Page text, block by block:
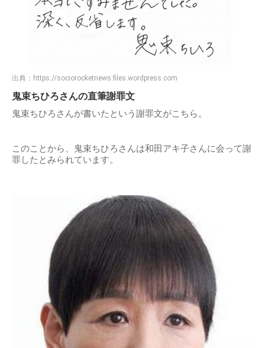
出典： https://sociorocketnews.files.wordpress.com
鬼束ちひろさんの直筆謝罪文
鬼束ちひろさんが書いたという謝罪文がこちら。
このことから、鬼束ちひろさんは和田アキ子さんに会って謝
罪したとみられています。